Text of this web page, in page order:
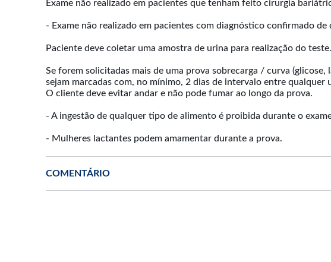
Exame não realizado em pacientes que tenham feito cirurgia
- Exame não realizado em pacientes com diagnóstico confirmado de
Paciente deve coletar uma amostra de urina para realização do teste.
Se forem solicitadas mais de uma prova sobrecarga / curva
sejam marcadas com, no mínimo, 2 dias de intervalo entre qualquer
O cliente deve evitar andar e não pode fumar ao longo da prova.
- A ingestão de qualquer tipo de alimento é proibida durante o
- Mulheres lactantes podem amamentar durante a prova.
COMENTÁRIO